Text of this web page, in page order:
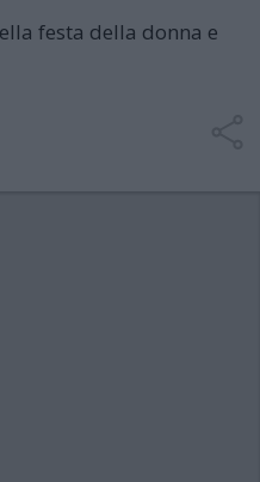
festa della donna e